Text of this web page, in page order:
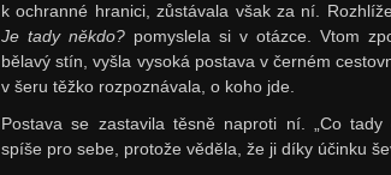
k ochranné hranici, zůstávala však za ní.
Je tady někdo? pomyslela si v otázce. Vtom
bělavý stín, vyšla vysoká postava v černém
v šeru těžko rozpoznávala, o koho jde.
Postava se zastavila těsně naproti ní. „Co tady
spíše pro sebe, protože věděla, že ji díky účinku